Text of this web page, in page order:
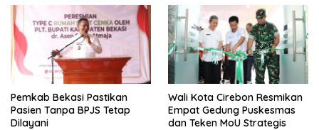
Pemkab Bekasi Pastikan
Pasien Tanpa BPJS Tetap
Dilayani
Wali Kota Cirebon Resmikan
Empat Gedung Puskesmas
dan Teken MoU Strategis